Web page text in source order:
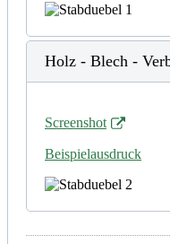
Holz - Blech -
Screenshot
Beispielausdruck